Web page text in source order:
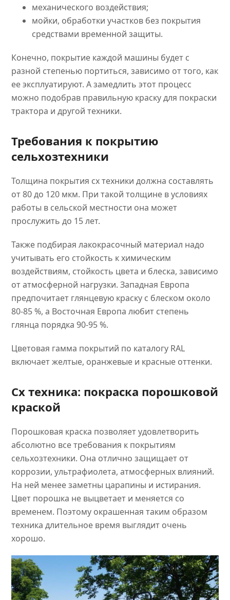
механического воздействия;
мойки, обработки участков без покрытия
средствами временной защиты.
Конечно, покрытие каждой машины будет с
разной степенью портиться, зависимо от того, как
ее эксплуатируют. А замедлить этот процесс
можно подобрав правильную краску для покраски
трактора и другой техники.
Требования к покрытию
сельхозтехники
Толщина покрытия сх техники должна составлять
от 80 до 120 мкм. При такой толщине в условиях
работы в сельской местности она может
прослужить до 15 лет.
Также подбирая лакокрасочный материал надо
учитывать его стойкость к химическим
воздействиям, стойкость цвета и блеска, зависимо
от атмосферной нагрузки. Западная Европа
предпочитает глянцевую краску с блеском около
80-85 %, а Восточная Европа любит степень
глянца порядка 90-95 %.
Цветовая гамма покрытий по каталогу RAL
включает желтые, оранжевые и красные оттенки.
Сх техника: покраска порошковой
краской
Порошковая краска позволяет удовлетворить
абсолютно все требования к покрытиям
сельхозтехники. Она отлично защищает от
коррозии, ультрафиолета, атмосферных влияний.
На ней менее заметны царапины и истирания.
Цвет порошка не выцветает и меняется со
временем. Поэтому окрашенная таким образом
техника длительное время выглядит очень
хорошо.